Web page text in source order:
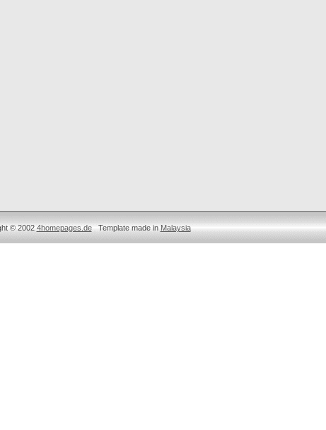
© 20024homepages.deTemplate made inMalaysia